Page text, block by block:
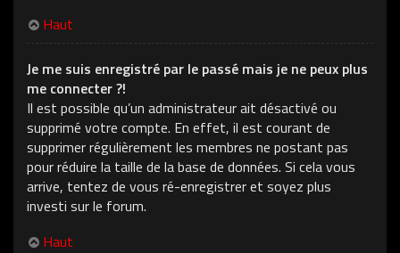
Haut
Je me suis enregistré par le passé mais je ne peux plus
me connecter ?!
Il est possible qu’un administrateur ait désactivé ou
supprimé votre compte. En effet, il est courant de
supprimer régulièrement les membres ne postant pas
pour réduire la taille de la base de données. Si cela vous
arrive, tentez de vous ré-enregistrer et soyez plus
investi sur le forum.
Haut